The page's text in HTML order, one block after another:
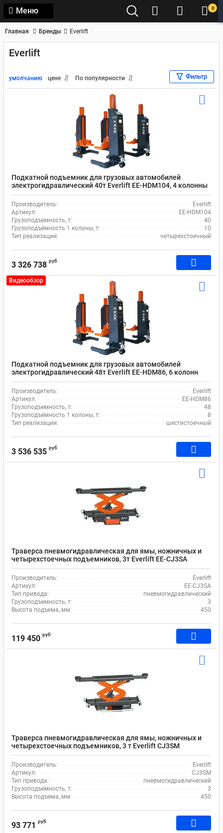
Меню 0
Главная Бренды Everlift
Everlift
умолчанию цене По популярности Фильтр
Подкатной подъемник для грузовых автомобилей
электрогидравлический 40т Everlift EE-HDM104, 4 колонны
Производитель:
Everlift
Артикул:
EE-HDM104
Грузоподъемность, т:
40
Грузоподъёмность 1 колоны, т:
10
Тип реализации:
четырехстоечный
3 326 738 руб
Видеообзор
Подкатной подъемник для грузовых автомобилей
электрогидравлический 48т Everlift EE-HDM86, 6 колонн
Производитель:
Everlift
Артикул:
EE-HDM86
Грузоподъемность, т:
48
Грузоподъёмность 1 колоны, т:
8
Тип реализации:
шестистоечный
3 536 535 руб
Траверса пневмогидравлическая для ямы, ножничных и
четырехстоечных подъемников, 3т Everlift EE-CJ3SA
Производитель:
Everlift
Артикул:
EE-CJ3SA
Тип привода:
пневмогидравлический
Грузоподъемность, т:
3
Высота подъема, мм:
450
119 450 руб
Траверса пневмогидравлическая для ямы, ножничных и
четырехстоечных подъемников, 3 т Everlift CJ3SM
Производитель:
Everlift
Артикул:
CJ3SM
Тип привода:
пневмогидравлический
Грузоподъемность, т:
3
Высота подъема, мм:
450
93 771 руб